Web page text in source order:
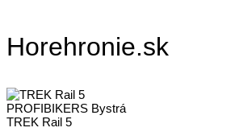
Horehronie.sk
PROFIBIKERS Bystrá
TREK Rail 5